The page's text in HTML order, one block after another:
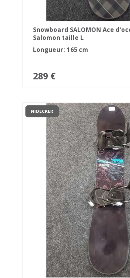
Snowboard SALOMON Ace
Salomon taille L
Longueur: 165 cm
289 €
NIDECKER